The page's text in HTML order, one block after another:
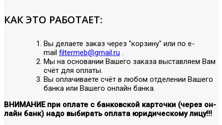
КАК ЭТО РАБОТАЕТ:
Вы делаете заказ через "корзину" или по е-
mail filtermeb@gmail.ru .
Мы на основании Вашего заказа выставляем Вам
счёт для оплаты.
Вы оплачиваете счёт в любом отделении Вашего
банка или Вашего онлайн банка.
ВНИМАНИЕ при оплате с банковской карточки (через он-
лайн банк) надо выбирать оплата юридическому лицу!!!